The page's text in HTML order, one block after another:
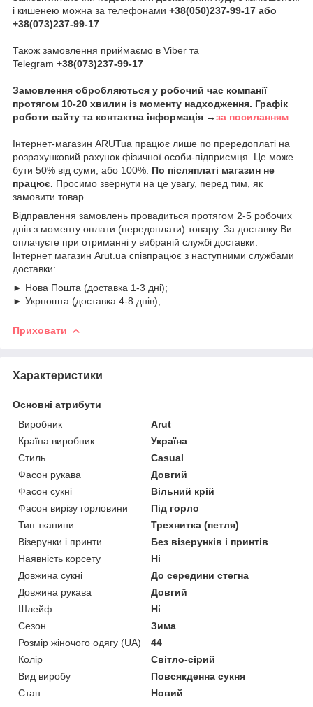
і кишенею можна за телефонами +38(050)237-99-17 або
+38(073)237-99-17
Також замовлення приймаємо в Viber та
Telegram +38(073)237-99-17
Замовлення обробляються у робочий час компанії
протягом 10-20 хвилин із моменту надходження. Графік
роботи сайту та контактна інформація →за посиланням
Інтернет-магазин ARUTua працює лише по прередоплаті на
розрахунковий рахунок фізичної особи-підприємця. Це може
бути 50% від суми, або 100%. По післяплаті магазин не
працює. Просимо звернути на це увагу, перед тим, як
замовити товар.
Відправлення замовлень провадиться протягом 2-5 робочих
днів з моменту оплати (передоплати) товару. За доставку Ви
оплачуєте при отриманні у вибраній службі доставки.
Інтернет магазин Arut.ua співпрацює з наступними службами
доставки:
► Нова Пошта (доставка 1-3 дні);
► Укрпошта (доставка 4-8 днів);
Приховати
Характеристики
Основні атрибути
Виробник
Arut
Країна виробник
Україна
Стиль
Casual
Фасон рукава
Довгий
Фасон сукні
Вільний крій
Фасон вирізу горловини
Під горло
Тип тканини
Трехнитка (петля)
Візерунки і принти
Без візерунків і принтів
Наявність корсету
Ні
Довжина сукні
До середини стегна
Довжина рукава
Довгий
Шлейф
Ні
Сезон
Зима
Розмір жіночого одягу (UA)
44
Колір
Світло-сірий
Вид виробу
Повсякденна сукня
Стан
Новий